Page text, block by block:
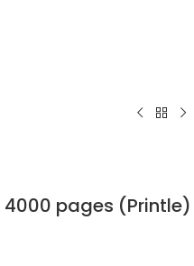
4000 pages (Printle)